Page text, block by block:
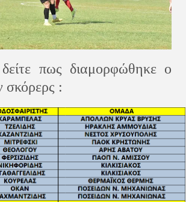
πως διαμορφώθηκε ο
σκόρερς :